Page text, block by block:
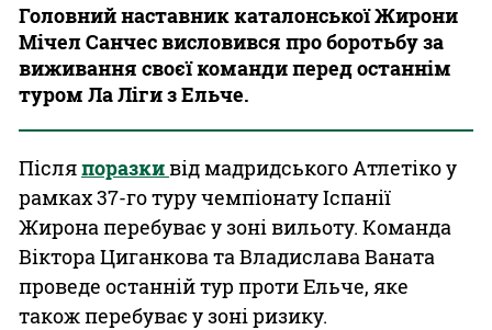
Головний наставник каталонської Жирони
Мічел Санчес висловився про боротьбу за
виживання своєї команди перед останнім
туром Ла Ліги з Ельче.
Післяпоразкивід мадридського Атлетіко у
рамках 37-го туру чемпіонату Іспанії
Жирона перебуває у зоні вильоту. Команда
Віктора Циганкова та Владислава Ваната
проведе останній тур проти Ельче, яке
також перебуває у зоні ризику.